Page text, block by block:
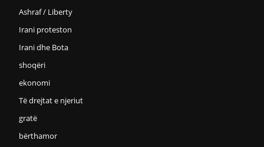
Ashraf / Liberty
Irani proteston
Irani dhe Bota
shoqëri
ekonomi
Të drejtat e njeriut
gratë
bërthamor